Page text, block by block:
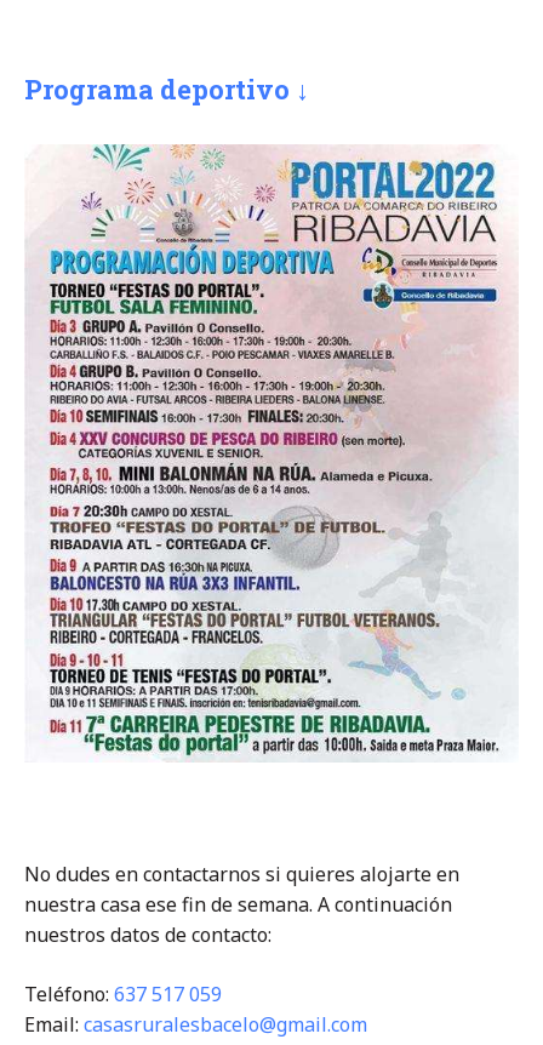
Programa deportivo ↓
No dudes en contactarnos si quieres alojarte en
nuestra casa ese fin de semana. A continuación
nuestros datos de contacto:
Teléfono: 637 517 059
Email: casasruralesbacelo@gmail.com